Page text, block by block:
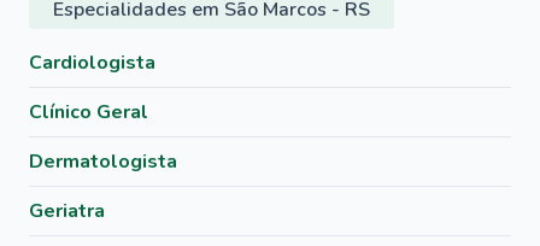
Especialidades em São Marcos - RS
Cardiologista
Clínico Geral
Dermatologista
Geriatra